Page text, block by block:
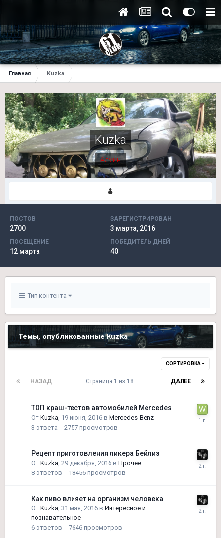
Главная Kuzka
Kuzka
Админ
ПОСТОВ
2700
ЗАРЕГИСТРИРОВАН
3 марта, 2016
ПОСЕЩЕНИЕ
12 марта
ПОБЕДИТЕЛЬ ДНЕЙ
40
Тип контента
Темы, опубликованные Kuzka
СОРТИРОВКА
НАЗАД ДАЛЕЕ
Страница 1 из 18
ТОП краш-тестов автомобилей Mercedes
От Kuzka, 19 июня, 2016 в Mercedes-Benz
3 ответа 2757 просмотров
Рецепт приготовления ликера Бейлиз
От Kuzka, 29 декабря, 2016 в Прочее
8 ответов 18456 просмотров
Как пиво влияет на организм человека
От Kuzka, 31 мая, 2016 в Интересное и
познавательное
6 ответов 7646 просмотров